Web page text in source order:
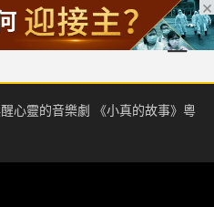
基督徒見證 信仰解答 聖經
心靈的音樂劇 《小真的故事》粵